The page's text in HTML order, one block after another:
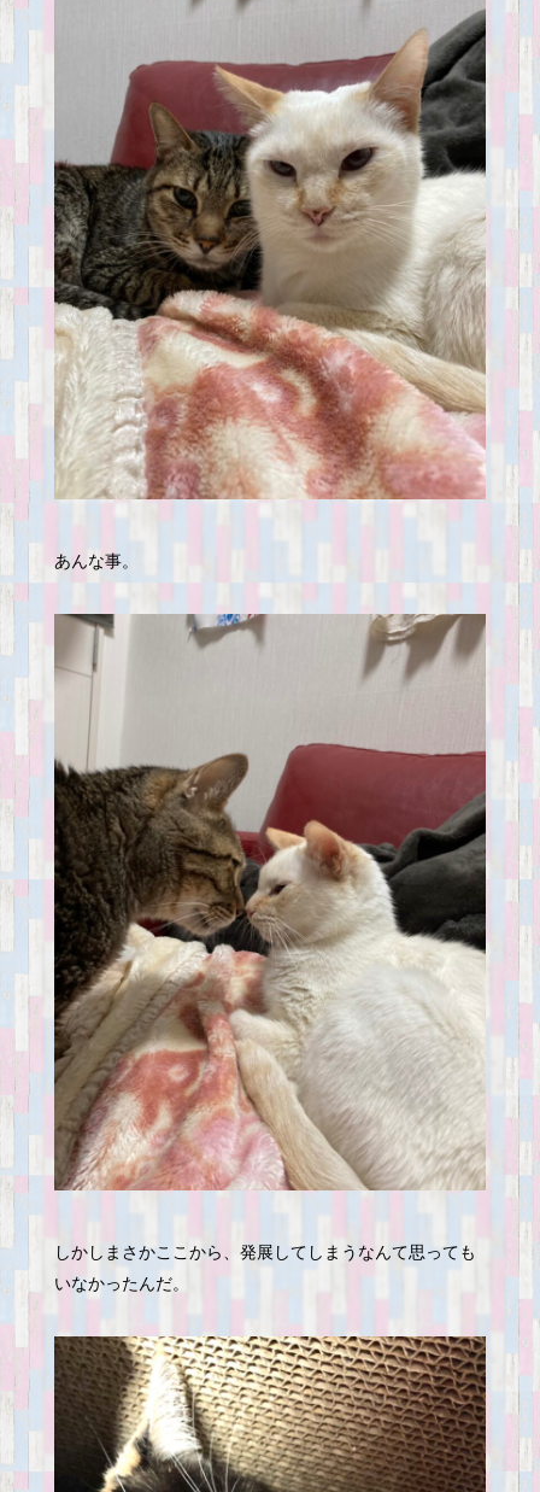
あんな事。
しかしまさかここから、発展してしまうなんて思っても
いなかったんだ。